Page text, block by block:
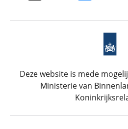
Deze website is mede
Ministerie van